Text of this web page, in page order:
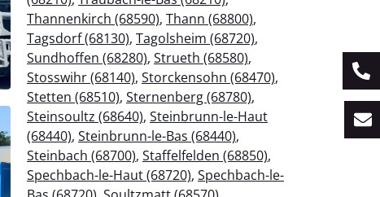
Thannenkirch (68590), Thann (68800),
Tagsdorf (68130), Tagolsheim (68720),
Sundhoffen (68280), Strueth (68580),
Stosswihr (68140), Storckensohn (68470),
Stetten (68510), Sternenberg (68780),
Steinsoultz (68640), Steinbrunn-le-Haut
(68440), Steinbrunn-le-Bas (68440),
Steinbach (68700), Staffelfelden (68850),
Spechbach-le-Haut (68720), Spechbach-le-